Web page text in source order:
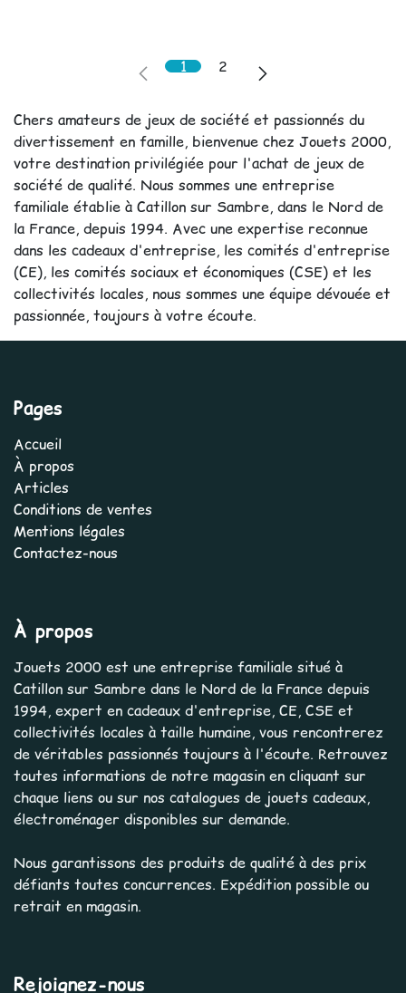
1 2
Chers amateurs de jeux de société et passionnés du
divertissement en famille, bienvenue chez Jouets 2000,
votre destination privilégiée pour l'achat de jeux de
société de qualité. Nous sommes une entreprise
familiale établie à Catillon sur Sambre, dans le Nord de
la France, depuis 1994. Avec une expertise reconnue
dans les cadeaux d'entreprise, les comités d'entreprise
(CE), les comités sociaux et économiques (CSE) et les
collectivités locales, nous sommes une équipe dévouée et
passionnée, toujours à votre écoute.
Pages
Accueil
À propos
Articles
Conditions de ventes
Mentions légales
Contactez-nous
À propos
Jouets 2000 est une entreprise familiale situé à
Catillon sur Sambre dans le Nord de la France depuis
1994, expert en cadeaux d'entreprise, CE, CSE et
collectivités locales à taille humaine, vous rencontrerez
de véritables passionnés toujours à l'écoute. Retrouvez
toutes informations de notre magasin en cliquant sur
chaque liens ou sur nos catalogues de jouets cadeaux,
électroménager disponibles sur demande.
Nous garantissons des produits de qualité à des prix
défiants toutes concurrences. Expédition possible ou
retrait en magasin.
Rejoignez-nous